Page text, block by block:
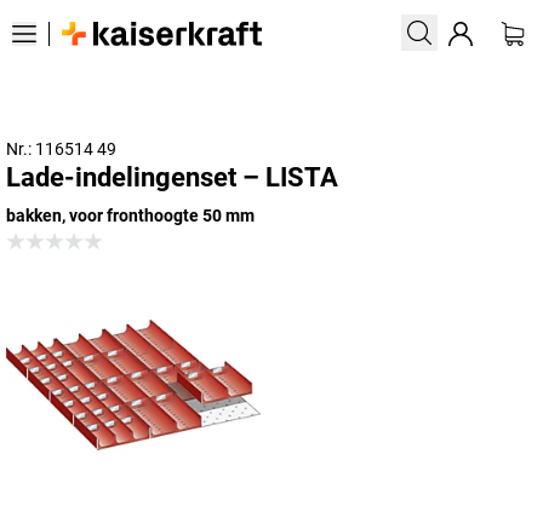
Nr.: 116514 49
Lade-indelingenset – LISTA
bakken, voor fronthoogte 50 mm